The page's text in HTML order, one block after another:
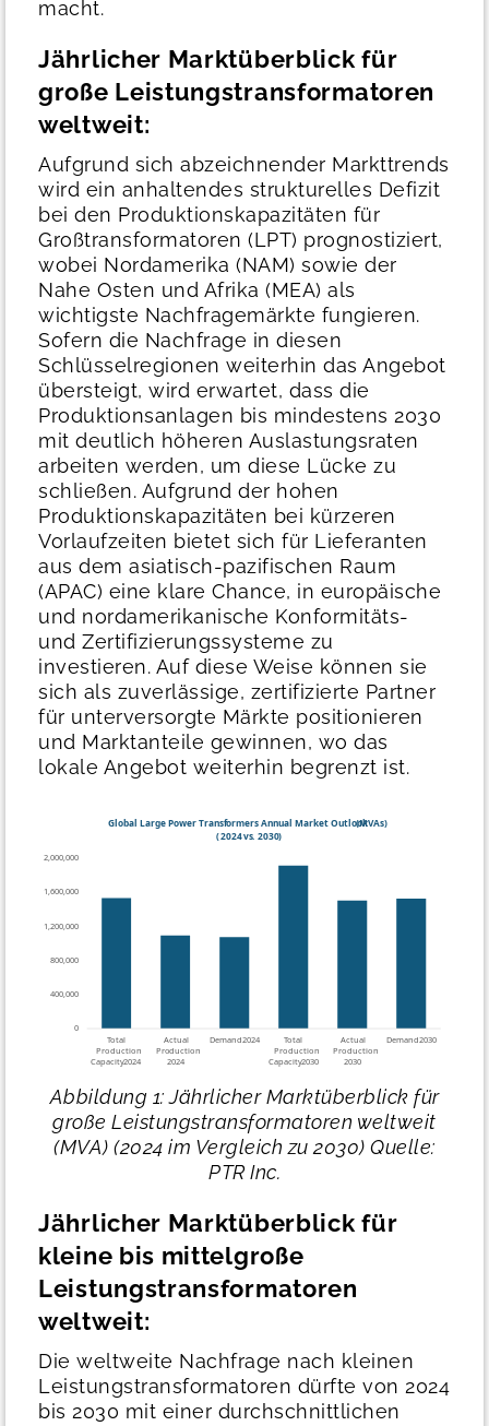
macht.
Jährlicher Marktüberblick für
große Leistungstransformatoren
weltweit:
Aufgrund sich abzeichnender Markttrends
wird ein anhaltendes strukturelles Defizit
bei den Produktionskapazitäten für
Großtransformatoren (LPT) prognostiziert,
wobei Nordamerika (NAM) sowie der
Nahe Osten und Afrika (MEA) als
wichtigste Nachfragemärkte fungieren.
Sofern die Nachfrage in diesen
Schlüsselregionen weiterhin das Angebot
übersteigt, wird erwartet, dass die
Produktionsanlagen bis mindestens 2030
mit deutlich höheren Auslastungsraten
arbeiten werden, um diese Lücke zu
schließen. Aufgrund der hohen
Produktionskapazitäten bei kürzeren
Vorlaufzeiten bietet sich für Lieferanten
aus dem asiatisch-pazifischen Raum
(APAC) eine klare Chance, in europäische
und nordamerikanische Konformitäts-
und Zertifizierungssysteme zu
investieren. Auf diese Weise können sie
sich als zuverlässige, zertifizierte Partner
für unterversorgte Märkte positionieren
und Marktanteile gewinnen, wo das
lokale Angebot weiterhin begrenzt ist.
Abbildung 1: Jährlicher Marktüberblick für
große Leistungstransformatoren weltweit
(MVA) (2024 im Vergleich zu 2030)Quelle:
PTR Inc.
Jährlicher Marktüberblick für
kleine bis mittelgroße
Leistungstransformatoren
weltweit:
Die weltweite Nachfrage nach kleinen
Leistungstransformatoren dürfte von 2024
bis 2030 mit einer durchschnittlichen